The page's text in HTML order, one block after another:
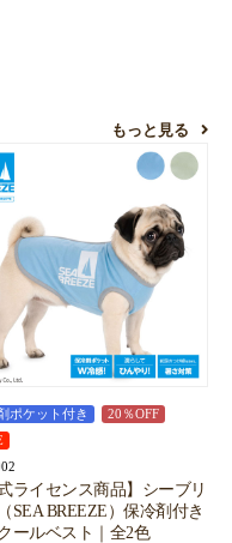
もっと見る
ポケット付き
20％OFF
式ライセンス商品】シーブリ
SEA BREEZE）保冷剤付き
ールベスト｜全2色